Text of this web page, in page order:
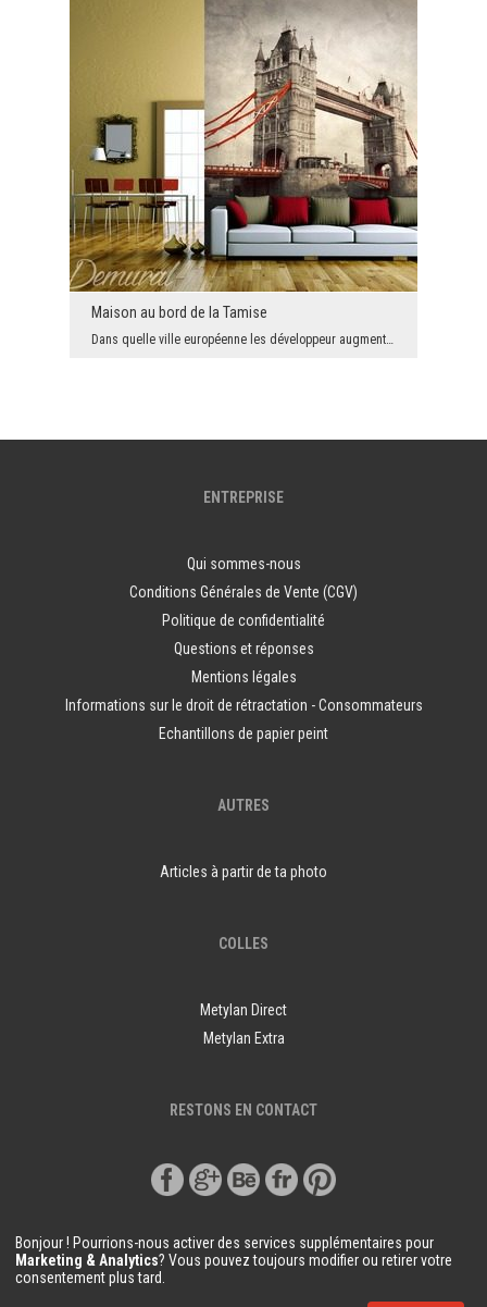
Maison au bord de la Tamise
Dans quelle ville européenne les développeur augmentent les prix d'appartements et de maisons à d...
ENTREPRISE
Qui sommes-nous
Conditions Générales de Vente (CGV)
Politique de confidentialité
Questions et réponses
Mentions légales
Informations sur le droit de rétractation - Consommateurs
Echantillons de papier peint
AUTRES
Articles à partir de ta photo
COLLES
Metylan Direct
Metylan Extra
RESTONS EN CONTACT
Bonjour ! Pourrions-nous activer des services supplémentaires pour
Marketing & Analytics? Vous pouvez toujours modifier ou retirer votre
consentement plus tard.